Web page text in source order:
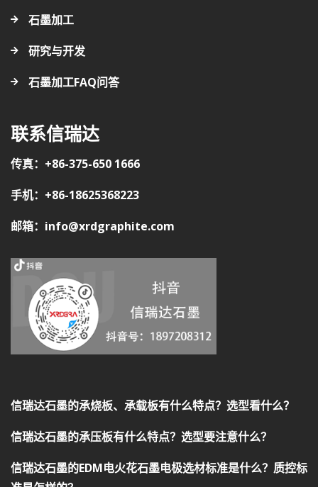
石墨加工
研究与开发
石墨加工FAQ问答
联系信瑞达
传真：+86-375-650 1666
手机：+86-18625368223
邮箱：info@xrdgraphite.com
信瑞达石墨的承烧板、承载板有什么特点？选型看什么？
信瑞达石墨的承压板有什么特点？选型要注意什么？
信瑞达石墨的EDM电火花石墨电极选材标准是什么？质控标